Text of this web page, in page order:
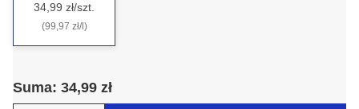
34,99 zł/szt.
(99,97 zł/l)
Suma: 34,99 zł